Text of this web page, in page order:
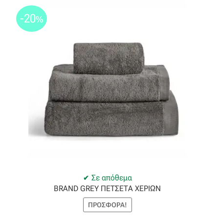
Σε απόθεμα
-20%
BRAND GREY ΠΕΤΣΕΤΑ ΧΕΡΙΩΝ
ΠΡΟΣΦΟΡΆ!